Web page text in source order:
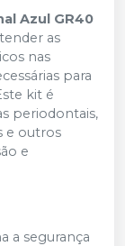
Azul GR40
as
nas
para
kit é
periodontais,
e outros
e
a segurança